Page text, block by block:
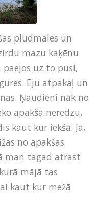
pludmales un
mazu kaķēnu
uz to pusi,
Eju atpakaļ un
Ņaudieni nāk no
apakšā neredzu,
kaut kur iekšā. Jā,
no apakšas
man tagad atrast
mājā tas
kaut kur mežā